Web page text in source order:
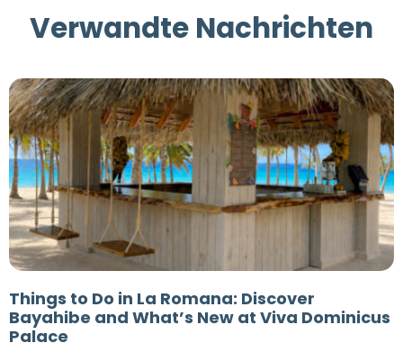
Verwandte Nachrichten
Things to Do in La Romana: Discover
Bayahibe and What’s New at Viva Dominicus
Palace